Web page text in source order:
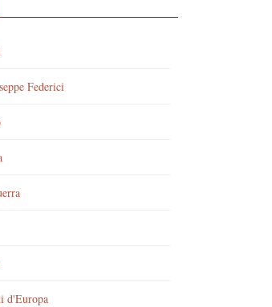
Federici
d'Europa